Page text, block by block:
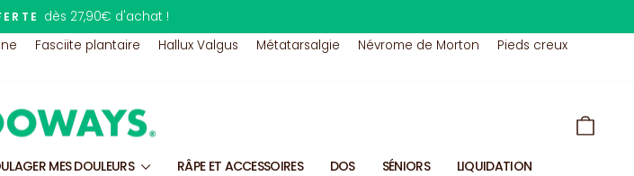
Diaporama
Pause
: 07 80 95 46 24
Fasciite plantaire Hallux Valgus Métatarsalgie Névrome de Morton
Pieds creux
MES DOULEURS RÂPE ET ACCESSOIRES DOS SÉNIORS LIQUIDATION